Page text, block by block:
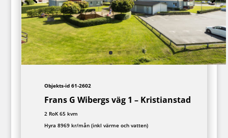
Objekts-id 61-2602
Frans G Wibergs väg 1 – Kristianstad
2 RoK 65 kvm
Hyra 8969 kr/mån (inkl värme och vatten)